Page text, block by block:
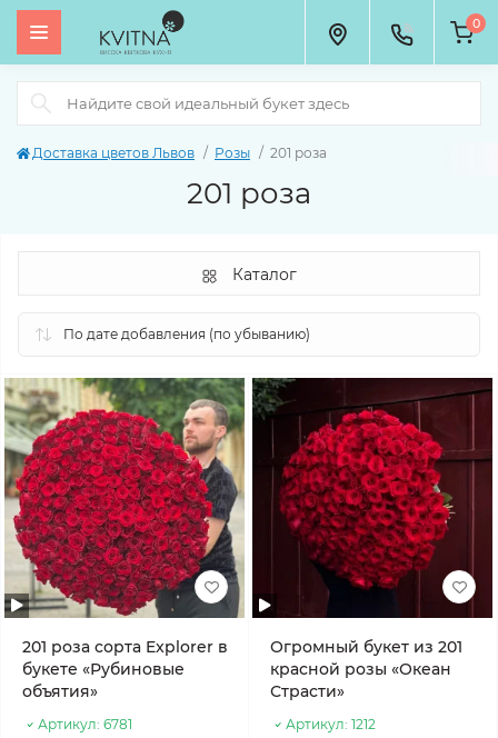
0
Доставка цветов Львов Розы 201 роза
201 роза
Каталог
201 роза сорта Explorer в
букете «Рубиновые
объятия»
Артикул: 6781
Огромный букет из 201
красной розы «Океан
Страсти»
Артикул: 1212